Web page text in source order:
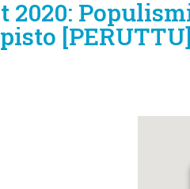
[PERUTTU]